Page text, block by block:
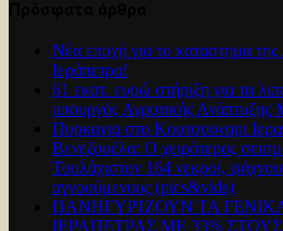
Νέα εποχή για το καταστημα
Ιεράπετρα!
61 εκατ. ευρώ στήριξη για τα
υπουργός Αγροτικής Ανάπτυξης
Πυρκαγια στο Κουτσουναρι
Βενεζουέλα: Ο χειρότερος
Τουλάχιστον 164 νεκροί,
αγνοούμενους (pics&vids)
ΠΑΝΗΓΥΡΊΖΟΥΝ ΤΑ
ΙΕΡΑΠΕΤΡΑΣ ΜΕ 33%